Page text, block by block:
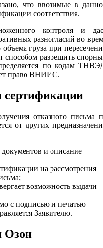
что ввозимые в
соответствия.
контроля и
разногласий во
груза при
способом разрешить
по кодам
право ВНИИС.
сертификации
отказного письма
от других
документов и описание
на рассмотрения
возможность выдачи
с подписью и печатью
Заявителю.
Озон